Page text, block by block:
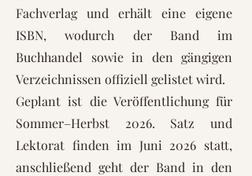
Fachverlag und erhält eine eigene
ISBN, wodurch der Band im
Buchhandel sowie in den gängigen
Verzeichnissen offiziell gelistet wird.
Geplant ist die Veröffentlichung für
Sommer–Herbst 2026. Satz und
Lektorat finden im Juni 2026 statt,
anschließend geht der Band in den